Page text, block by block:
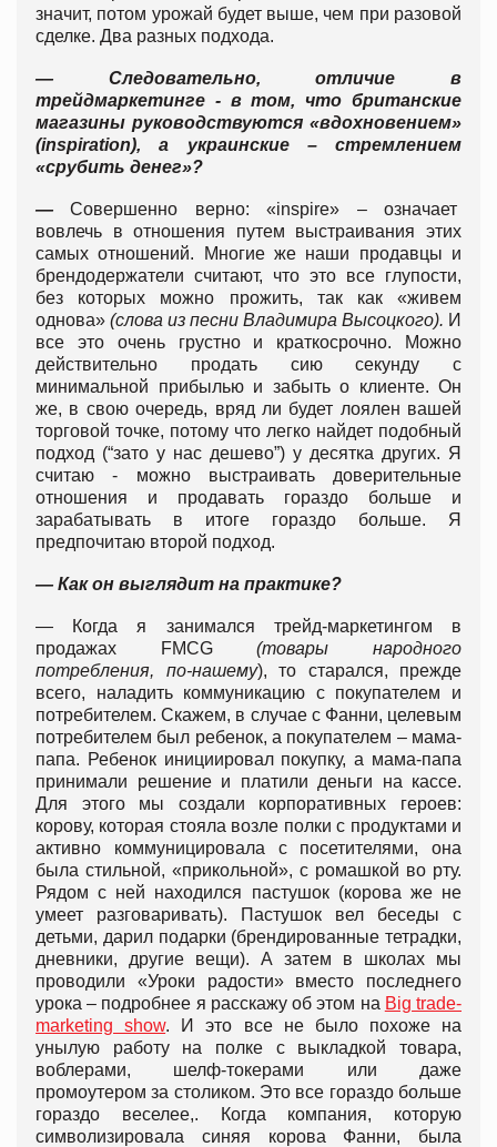
значит, потом урожай будет выше, чем при разовой
сделке. Два разных подхода.
— Следовательно, отличие в
трейдмаркетинге - в том, что британские
магазины руководствуются «вдохновением»
(inspiration), а украинские – стремлением
«срубить денег»?
—Совершенно верно: «inspire» – означает
вовлечь в отношения путем выстраивания этих
самых отношений. Многие же наши продавцы и
брендодержатели считают, что это все глупости,
без которых можно прожить, так как «живем
однова» (слова из песни Владимира Высоцкого). И
все это очень грустно и краткосрочно. Можно
действительно продать сию секунду с
минимальной прибылью и забыть о клиенте. Он
же, в свою очередь, вряд ли будет лоялен вашей
торговой точке, потому что легко найдет подобный
подход (“зато у нас дешево”) у десятка других. Я
считаю - можно выстраивать доверительные
отношения и продавать гораздо больше и
зарабатывать в итоге гораздо больше. Я
предпочитаю второй подход.
— Как он выглядит на практике?
— Когда я занимался трейд-маркетингом в
продажах FMCG(товары народного
потребления, по-нашему), то старался, прежде
всего, наладить коммуникацию с покупателем и
потребителем. Скажем, в случае с Фанни, целевым
потребителем был ребенок, а покупателем – мама-
папа. Ребенок инициировал покупку, а мама-папа
принимали решение и платили деньги на кассе.
Для этого мы создали корпоративных героев:
корову, которая стояла возле полки с продуктами и
активно коммуницировала с посетителями, она
была стильной, «прикольной», с ромашкой во рту.
Рядом с ней находился пастушок (корова же не
умеет разговаривать). Пастушок вел беседы с
детьми, дарил подарки (брендированные тетрадки,
дневники, другие вещи). А затем в школах мы
проводили «Уроки радости» вместо последнего
урока – подробнее я расскажу об этом на Big trade-
marketing show. И это все не было похоже на
унылую работу на полке с выкладкой товара,
воблерами, шелф-токерами или даже
промоутером за столиком. Это все гораздо больше
гораздо веселее,. Когда компания, которую
символизировала синяя корова Фанни, была